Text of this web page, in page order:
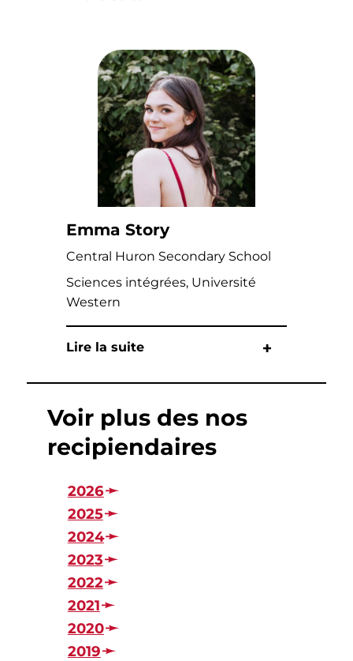
Emma Story
Central Huron Secondary School
Sciences intégrées, Université
Western
Lire la suite
Voir plus des nos
recipiendaires
2026
2025
2024
2023
2022
2021
2020
2019